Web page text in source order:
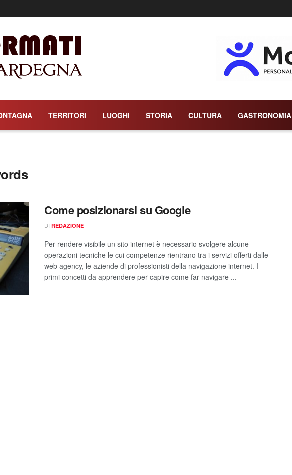
TERRITORI LUOGHI STORIA CULTURA GASTRONOMIA
Come posizionarsi su Google
DI REDAZIONE
Per rendere visibile un sito internet è necessario svolgere alcune
operazioni tecniche le cui competenze rientrano tra i servizi offerti dalle
web agency, le aziende di professionisti della navigazione internet. I
primi concetti da apprendere per capire come far navigare ...